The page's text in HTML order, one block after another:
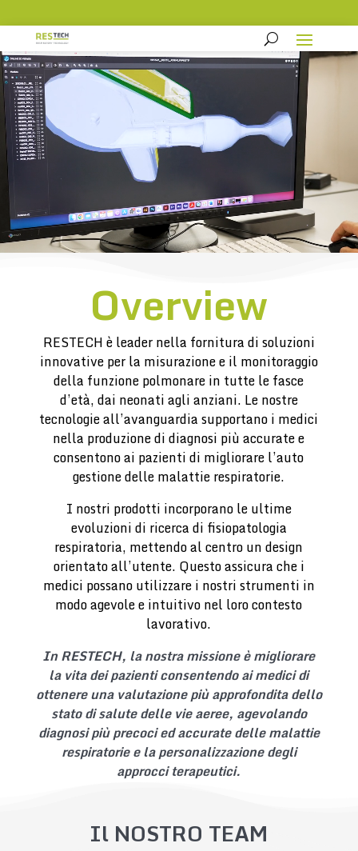
Overview
RESTECH è leader nella fornitura di soluzioni
innovative per la misurazione e il monitoraggio
della funzione polmonare in tutte le fasce
d’età, dai neonati agli anziani. Le nostre
tecnologie all’avanguardia supportano i medici
nella produzione di diagnosi più accurate e
consentono ai pazienti di migliorare l’auto
gestione delle malattie respiratorie.
I nostri prodotti incorporano le ultime
evoluzioni di ricerca di fisiopatologia
respiratoria, mettendo al centro un design
orientato all’utente. Questo assicura che i
medici possano utilizzare i nostri strumenti in
modo agevole e intuitivo nel loro contesto
lavorativo.
In RESTECH, la nostra missione è migliorare
la vita dei pazienti consentendo ai medici di
ottenere una valutazione più approfondita dello
stato di salute delle vie aeree, agevolando
diagnosi più precoci ed accurate delle malattie
respiratorie e la personalizzazione degli
approcci terapeutici.
Il NOSTRO TEAM